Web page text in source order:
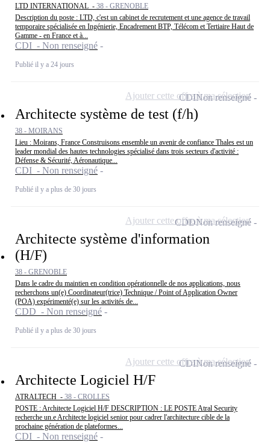
LTD INTERNATIONAL - 38 - GRENOBLE
Description du poste : LTD, c'est un cabinet de recrutement et une agence de travail
temporaire spécialisée en Ingénierie, Encadrement BTP, Télécom et Tertiaire Haut de
Gamme - en France et à...
CDI - Non renseigné
Publié il y a 24 jours
Architecte système de test (f/h)
38 - MOIRANS
Lieu : Moirans, France Construisons ensemble un avenir de confiance Thales est un
leader mondial des hautes technologies spécialisé dans trois secteurs d'activité :
Défense & Sécurité, Aéronautique...
CDI - Non renseigné
Publié il y a plus de 30 jours
CDINon renseigné
Ajouter cette offre à ma sélection
Architecte système d'information
(H/F)
38 - GRENOBLE
Dans le cadre du maintien en condition opérationnelle de nos applications, nous
recherchons un(e) Coordinateur(trice) Technique / Point of Application Owner
(POA) expérimenté(e) sur les activités de...
CDD - Non renseigné
Publié il y a plus de 30 jours
CDDNon renseigné
Ajouter cette offre à ma sélection
Architecte Logiciel H/F
ATRALTECH - 38 - CROLLES
POSTE : Architecte Logiciel H/F DESCRIPTION : LE POSTE Atral Security
recherche un.e Architecte logiciel senior pour cadrer l'architecture cible de la
prochaine génération de plateformes...
CDI - Non renseigné
CDINon renseigné
Ajouter cette offre à ma sélection